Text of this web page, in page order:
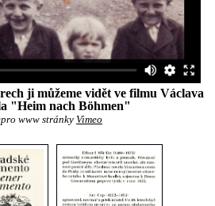
ji můžeme vidět ve filmu Václava
"Heim nach Böhmen"
www stránky Vimeo